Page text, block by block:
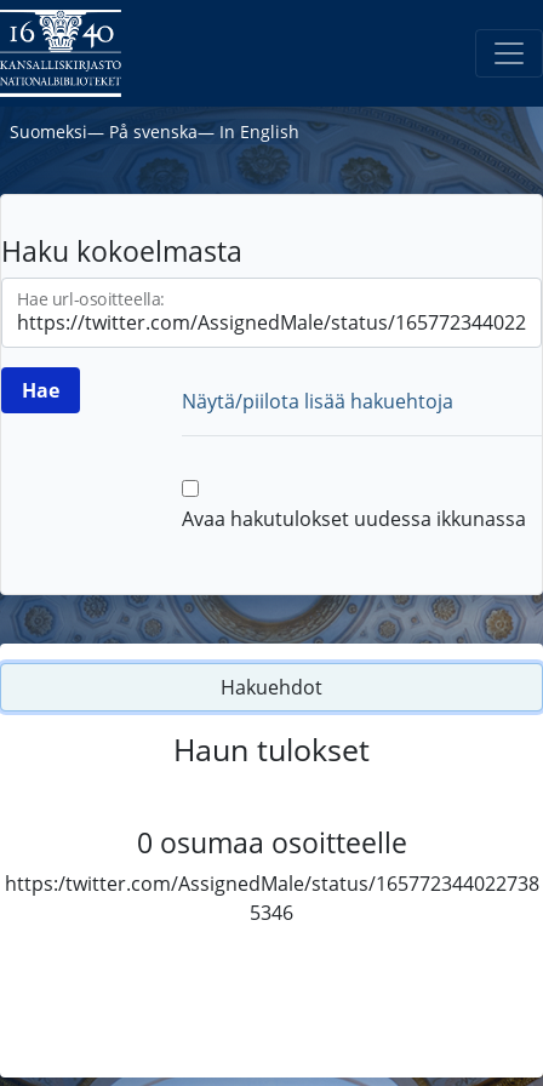
Suomeksi― På svenska― In English
Haku kokoelmasta
Hae url-osoitteella:
Näytä/piilota lisää hakuehtoja
Avaa hakutulokset uudessa ikkunassa
Hakuehdot
Haun tulokset
0 osumaa osoitteelle
https:/twitter.com/AssignedMale/status/165772344022738
5346